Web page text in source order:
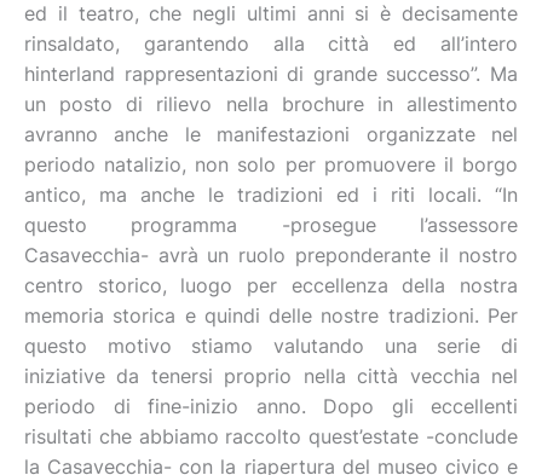
ed il teatro, che negli ultimi anni si è decisamente
rinsaldato, garantendo alla città ed all’intero
hinterland rappresentazioni di grande successo”. Ma
un posto di rilievo nella brochure in allestimento
avranno anche le manifestazioni organizzate nel
periodo natalizio, non solo per promuovere il borgo
antico, ma anche le tradizioni ed i riti locali. “In
questo programma -prosegue l’assessore
Casavecchia- avrà un ruolo preponderante il nostro
centro storico, luogo per eccellenza della nostra
memoria storica e quindi delle nostre tradizioni. Per
questo motivo stiamo valutando una serie di
iniziative da tenersi proprio nella città vecchia nel
periodo di fine-inizio anno. Dopo gli eccellenti
risultati che abbiamo raccolto quest’estate -conclude
la Casavecchia- con la riapertura del museo civico e